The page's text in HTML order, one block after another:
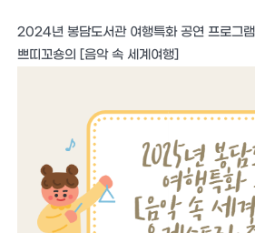
2024년 봉담도서관 여행특화 공연 프로그램
쁘띠꼬숑의 [음악 속 세계여행]